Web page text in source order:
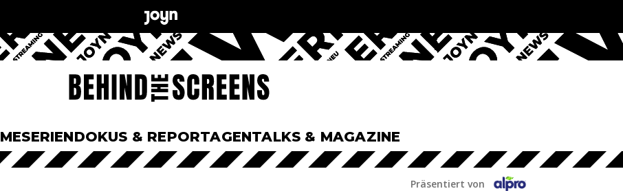
SERIENDOKUS & REPORTAGENTALKS & MAGAZINE
Präsentiert von